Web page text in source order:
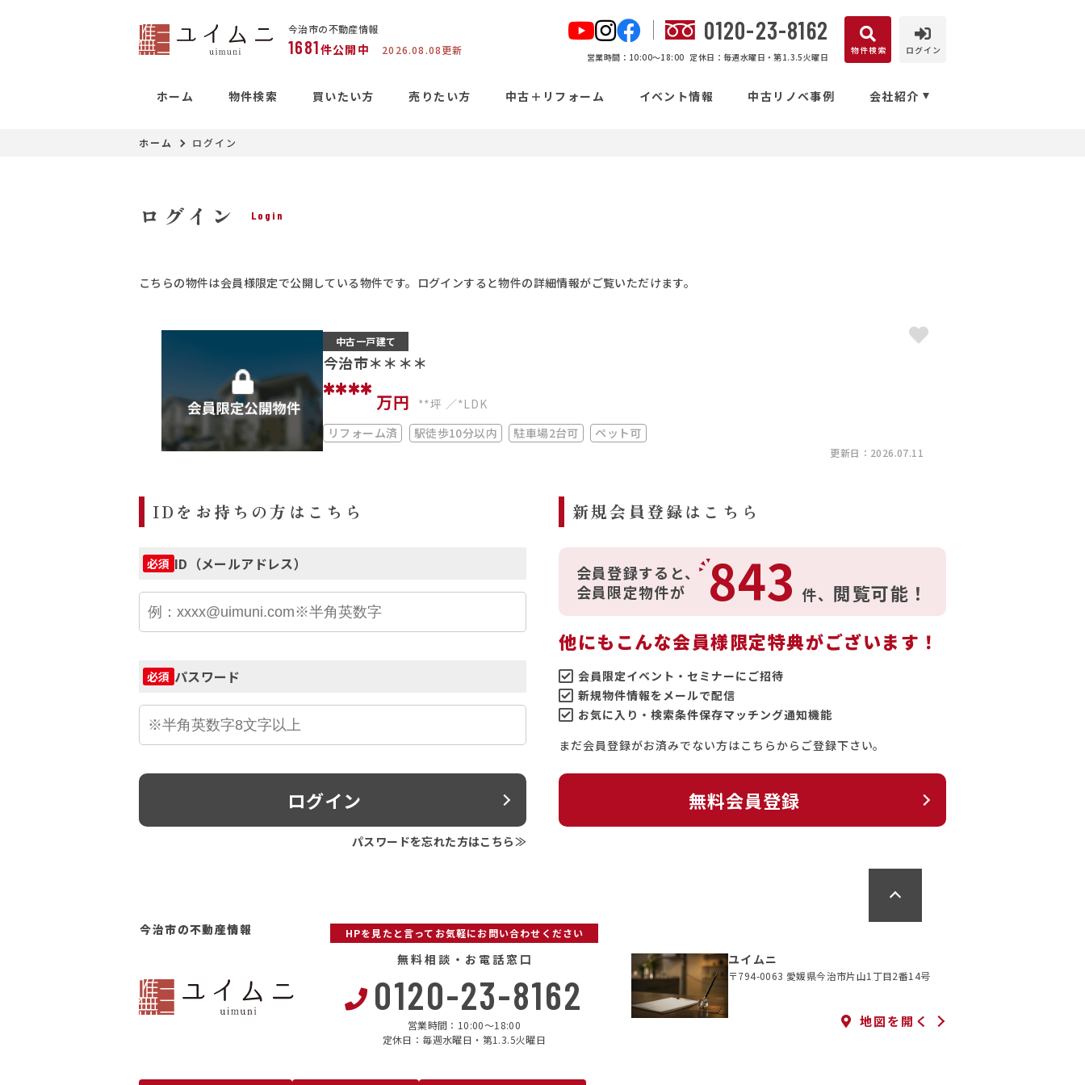
今治市の不動産情報
1681件公開中 2026.08.08更新
0120-23-8162
営業時間：10:00〜18:00 定休日：毎週水曜日・第1.3.5火曜日
物件検索 ログイン
ホーム 物件検索 買いたい方 売りたい方 中古＋リフォーム イベント情報 中古リノベ事例 会社紹介
ホーム ログイン
ログイン Login
こちらの物件は会員様限定で公開している物件です。ログインすると物件の詳細情報がご覧いただけます。
中古一戸建て
今治市＊＊＊＊
**** 万円 **坪
*LDK
リフォーム済
駅徒歩10分以内 駐車場2台可 ペット可
更新日：2026.07.11
IDをお持ちの方はこちら
必須 ID（メールアドレス）
必須 パスワード
ログイン
パスワードを忘れた方はこちら≫
新規会員登録はこちら
会員登録すると、
会員限定物件が
843 件、 閲覧可能！
他にもこんな会員様限定特典がございます！
会員限定イベント・セミナーにご招待
新規物件情報をメールで配信
お気に入り・検索条件保存マッチング通知機能
まだ会員登録がお済みでない方はこちらからご登録下さい。
無料会員登録
今治市の不動産情報 HPを見たと言ってお気軽にお問い合わせください
無料相談・お電話窓口
0120-23-8162
営業時間：10:00〜18:00
定休日：毎週水曜日・第1.3.5火曜日
ユイムニ
〒794-0063 愛媛県今治市片山1丁目2番14号
地図を開く